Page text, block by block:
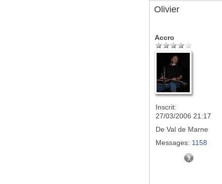
Olivier
Accro
Inscrit:
27/03/2006 21:17
De Val de Marne
Messages: 1158